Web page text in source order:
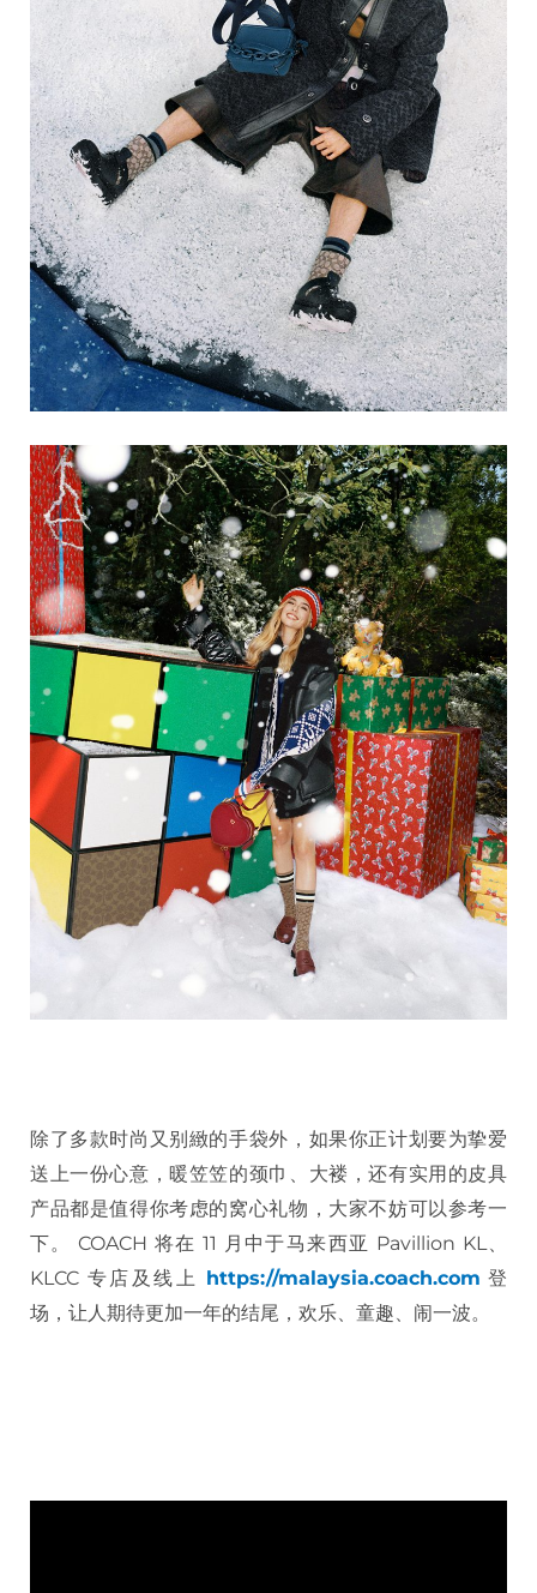
除了多款时尚又别緻的手袋外，如果你正计划要为挚爱
送上一份心意，暖笠笠的颈巾、大褛，还有实用的皮具
产品都是值得你考虑的窝心礼物，大家不妨可以参考一
下。 COACH 将在 11 月中于马来西亚 Pavillion KL、
KLCC 专店及线上 https://malaysia.coach.com 登
场，让人期待更加一年的结尾，欢乐、童趣、闹一波。